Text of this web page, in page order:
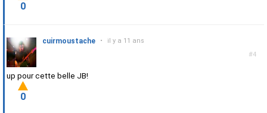
0
#4
cuirmoustache • il y a 11 ans
up pour cette belle JB!
0